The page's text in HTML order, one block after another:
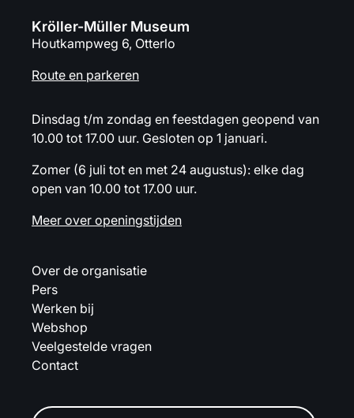
Kröller-Müller Museum
Houtkampweg 6, Otterlo
Route en parkeren
Dinsdag t/m zondag en feestdagen geopend van
10.00 tot 17.00 uur. Gesloten op 1 januari.
Zomer (6 juli tot en met 24 augustus): elke dag
open van 10.00 tot 17.00 uur.
Meer over openingstijden
Over de organisatie
Pers
Werken bij
Webshop
Veelgestelde vragen
Contact